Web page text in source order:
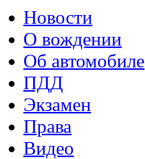
Новости
О вождении
Об автомобиле
ПДД
Экзамен
Права
Видео